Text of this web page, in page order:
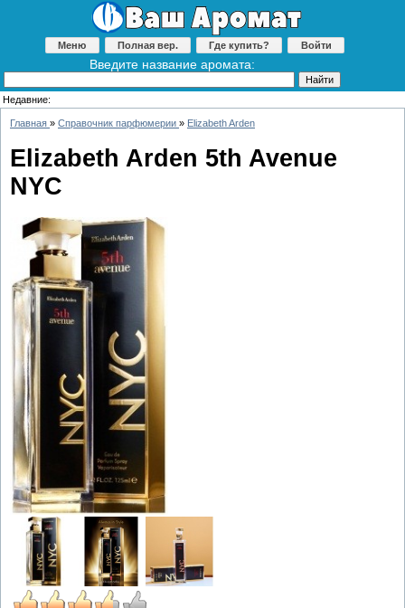
Меню Полная вер. Где купить? Войти
Введите название аромата:
Недавние:
Главная » Справочник парфюмерии » Elizabeth Arden
Elizabeth Arden 5th Avenue
NYC